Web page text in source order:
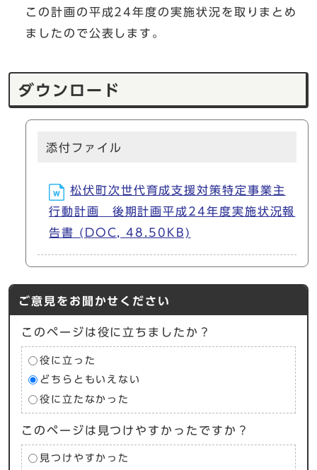
この計画の平成24年度の実施状況を取りまとめ
ましたので公表します。
ダウンロード
添付ファイル
松伏町次世代育成支援対策特定事業主
行動計画 後期計画平成24年度実施状況報
告書 (DOC, 48.50KB)
ご意見をお聞かせください
このページは役に立ちましたか？
役に立った
どちらともいえない
役に立たなかった
このページは見つけやすかったですか？
見つけやすかった